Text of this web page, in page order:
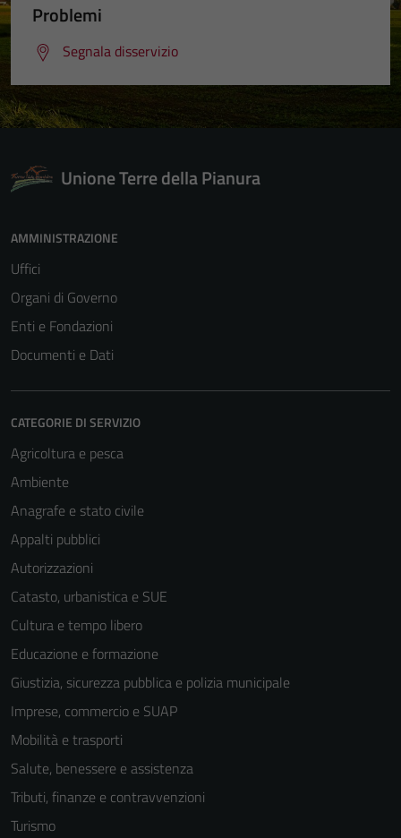
Problemi
Segnala disservizio
Unione Terre della Pianura
AMMINISTRAZIONE
Uffici
Organi di Governo
Enti e Fondazioni
Documenti e Dati
CATEGORIE DI SERVIZIO
Agricoltura e pesca
Ambiente
Anagrafe e stato civile
Appalti pubblici
Autorizzazioni
Catasto, urbanistica e SUE
Cultura e tempo libero
Educazione e formazione
Giustizia, sicurezza pubblica e polizia municipale
Imprese, commercio e SUAP
Mobilità e trasporti
Salute, benessere e assistenza
Tributi, finanze e contravvenzioni
Turismo